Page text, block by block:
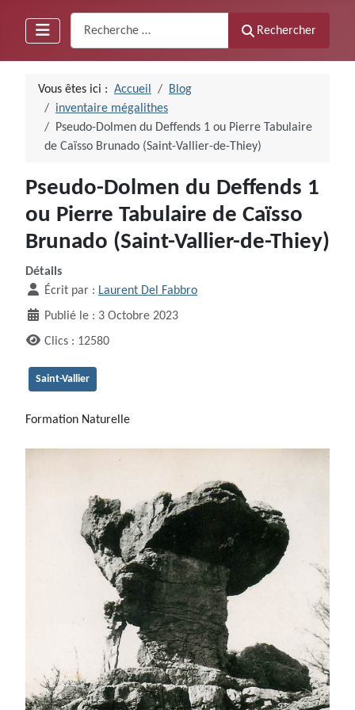
Rechercher
Vous êtes ici : Accueil
Blog
inventaire mégalithes
Pseudo-Dolmen du Deffends 1 ou Pierre Tabulaire
de Caïsso Brunado (Saint-Vallier-de-Thiey)
Pseudo-Dolmen du Deffends 1
ou Pierre Tabulaire de Caïsso
Brunado (Saint-Vallier-de-Thiey)
Détails
Écrit par : Laurent Del Fabbro
Publié le : 3 Octobre 2023
Clics : 12580
Saint-Vallier
Formation Naturelle